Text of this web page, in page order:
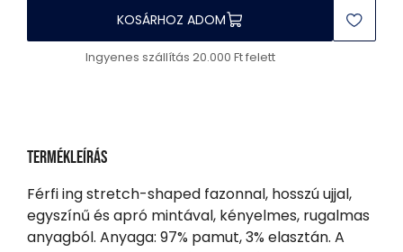
KOSÁRHOZ ADOM
Ingyenes szállítás 20.000 Ft felett
Termékleírás
Férfi ing stretch-shaped fazonnal, hosszú ujjal,
egyszínű és apró mintával, kényelmes, rugalmas
anyagból. Anyaga: 97% pamut, 3% elasztán. A